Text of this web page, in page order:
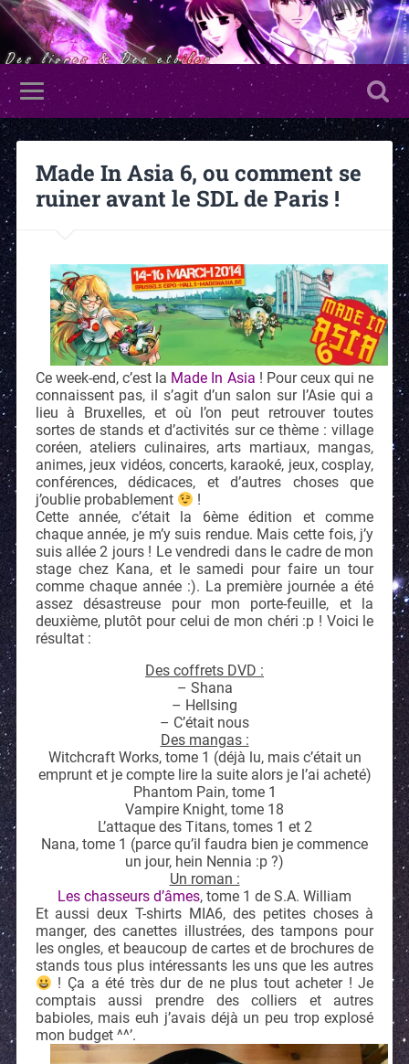
Made In Asia 6, ou comment se
ruiner avant le SDL de Paris !
Ce week-end, c’est la Made In Asia ! Pour ceux qui ne
connaissent pas, il s’agit d’un salon sur l’Asie qui a
lieu à Bruxelles, et où l’on peut retrouver toutes
sortes de stands et d’activités sur ce thème : village
coréen, ateliers culinaires, arts martiaux, mangas,
animes, jeux vidéos, concerts, karaoké, jeux, cosplay,
conférences, dédicaces, et d’autres choses que
j’oublie probablement
!
Cette année, c’était la 6ème édition et comme
chaque année, je m’y suis rendue. Mais cette fois, j’y
suis allée 2 jours ! Le vendredi dans le cadre de mon
stage chez Kana, et le samedi pour faire un tour
comme chaque année :). La première journée a été
assez désastreuse pour mon porte-feuille, et la
deuxième, plutôt pour celui de mon chéri :p ! Voici le
résultat :
Des coffrets DVD :
– Shana
– Hellsing
– C’était nous
Des mangas :
Witchcraft Works, tome 1 (déjà lu, mais c’était un
emprunt et je compte lire la suite alors je l’ai acheté)
Phantom Pain, tome 1
Vampire Knight, tome 18
L’attaque des Titans, tomes 1 et 2
Nana, tome 1 (parce qu’il faudra bien je commence
un jour, hein Nennia :p ?)
Un roman :
Les chasseurs d’âmes, tome 1 de S.A. William
Et aussi deux T-shirts MIA6, des petites choses à
manger, des canettes illustrées, des tampons pour
les ongles, et beaucoup de cartes et de brochures de
stands tous plus intéressants les uns que les autres
! Ça a été très dur de ne plus tout acheter ! Je
comptais aussi prendre des colliers et autres
babioles, mais euh j’avais déjà un peu trop explosé
mon budget ^^’.